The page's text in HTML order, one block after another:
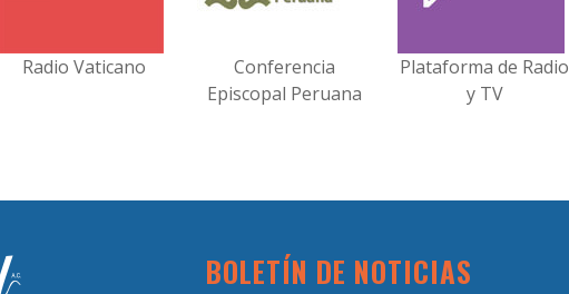
Radio Vaticano
Conferencia
Episcopal Peruana
Plataforma de Radio
y TV
BOLETÍN DE NOTICIAS